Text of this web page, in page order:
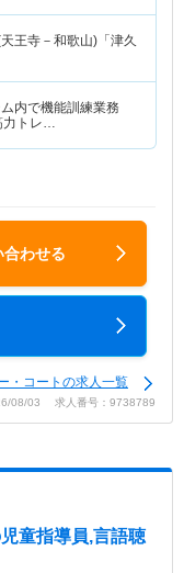
王寺－和歌山)「津久
内で機能訓練業務
力トレ…
合わせる
・コートの求人一覧
08/03 求人番号：9738789
童指導員,言語聴